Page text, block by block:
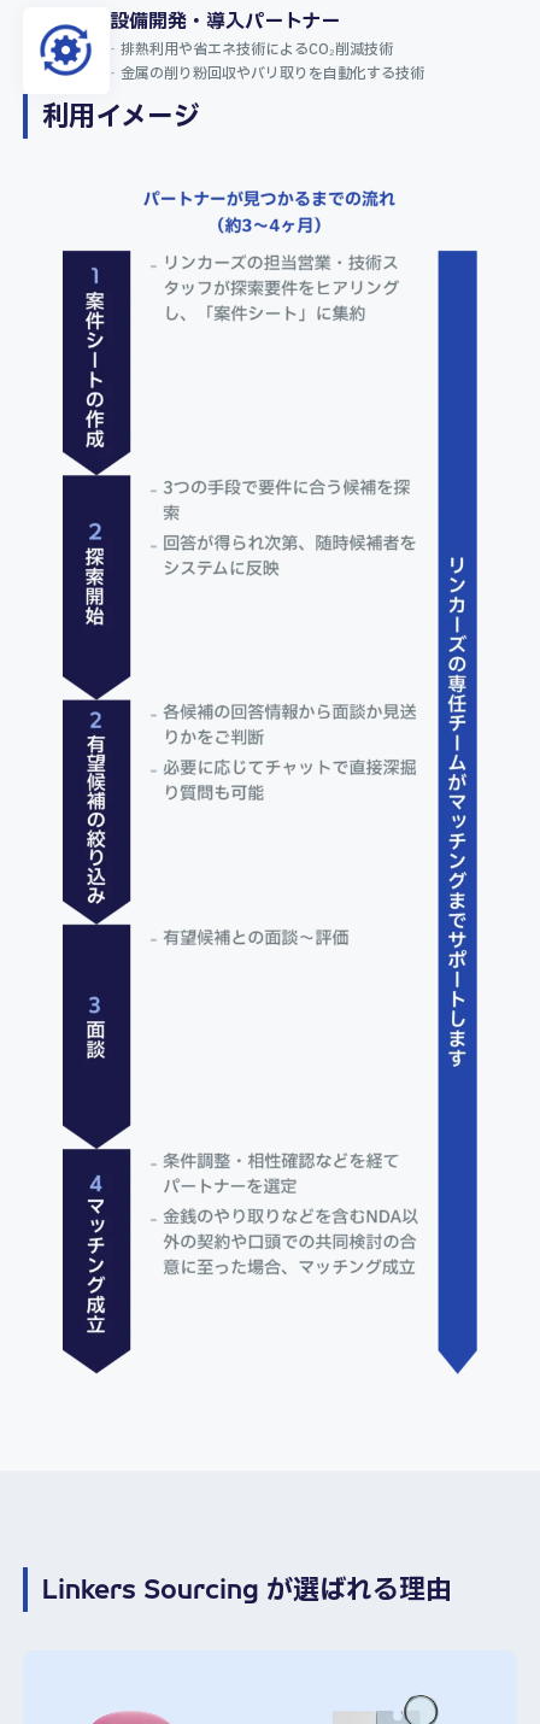
設備開発・導入パートナー
排熱利用や省エネ技術によるCO₂削減技術
金属の削り粉回収やバリ取りを自動化する技術
利用イメージ
Linkers Sourcing が選ばれる理由